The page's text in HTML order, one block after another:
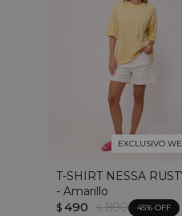
EXCLUSIVO
T-SHIRT NESSA
- Amarillo
$ 490 $ 890 45